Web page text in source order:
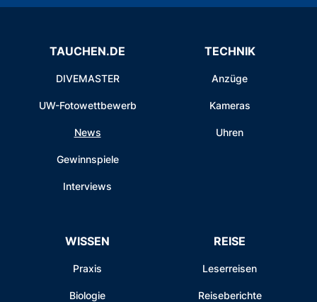
TAUCHEN.DE
DIVEMASTER
UW-Fotowettbewerb
News
Gewinnspiele
Interviews
TECHNIK
Anzüge
Kameras
Uhren
WISSEN
Praxis
Biologie
REISE
Leserreisen
Reiseberichte